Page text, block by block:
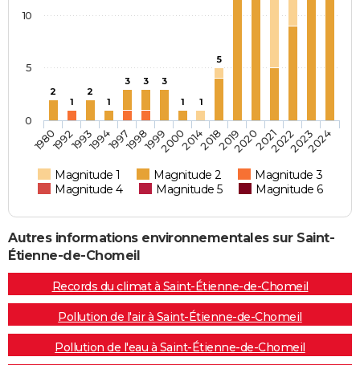
2
1
2
1
3 3
3
1
1
5
Magnitude 1 Magnitude 2
Magnitude 3
Magnitude 4
Magnitude 5 Magnitude 6
1980199219931994199719981999200020142018201920202021202220232024
0
5
10
Autres informations environnementales sur Saint-
Étienne-de-Chomeil
Records du climat à Saint-Étienne-de-Chomeil
Pollution de l'air à Saint-Étienne-de-Chomeil
Pollution de l'eau à Saint-Étienne-de-Chomeil